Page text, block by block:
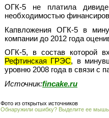
ОГК-5 не платила
необходимостью
Капвложения ОГК-5 в
компании до 2012 года
ОГК-5, в состав которой
Рефтинская ГРЭС, в
уровню 2008 года в связи с
Источник:fincake.ru
Фото из открытых источников
Обнаружили ошибку? Выделите ее